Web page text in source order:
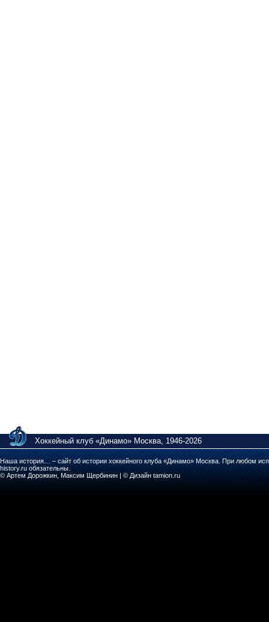
Хоккейный клуб «Динамо» Москва, 1946-2026
Наша история… – сайт об истории хоккейного клуба «Динамо» Москва. При любом
history.ru обязательны.
© Артем Дорожкин, Максим Щербинин | © Дизайн tamion.ru